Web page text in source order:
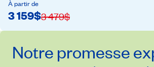
À partir de
3 479$
3 159$
Notre promesse